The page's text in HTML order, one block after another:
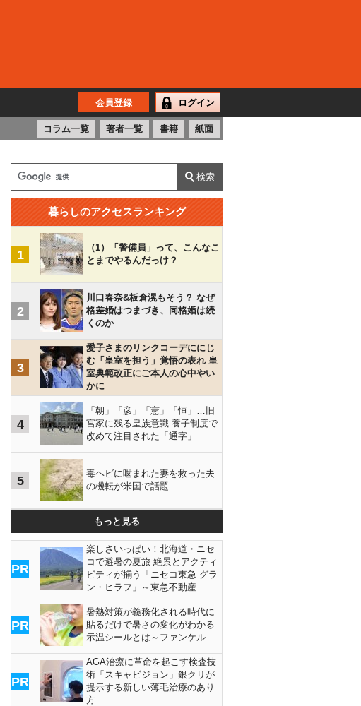
会員登録 ログイン
コラム一覧 著者一覧 書籍 紙面
暮らしのアクセスランキング
1
（1）「警備員」って、こんなこ
とまでやるんだっけ？
2
川口春奈&板倉滉もそう？ なぜ
格差婚はつまづき、同格婚は続
くのか
3
愛子さまのリンクコーデににじ
む「皇室を担う」覚悟の表れ 皇
室典範改正にご本人の心中やい
かに
4
「朝」「彦」「憲」「恒」…旧
宮家に残る皇族意識 養子制度で
改めて注目された「通字」
5
毒ヘビに噛まれた妻を救った夫
の機転が米国で話題
もっと見る
PR
楽しさいっぱい！北海道・ニセ
コで避暑の夏旅 絶景とアクティ
ビティが揃う「ニセコ東急 グラ
ン・ヒラフ」～東急不動産
PR
暑熱対策が義務化される時代に
貼るだけで暑さの変化がわかる
示温シールとは～ファンケル
PR
AGA治療に革命を起こす検査技
術「スキャビジョン」銀クリが
提示する新しい薄毛治療のあり
方